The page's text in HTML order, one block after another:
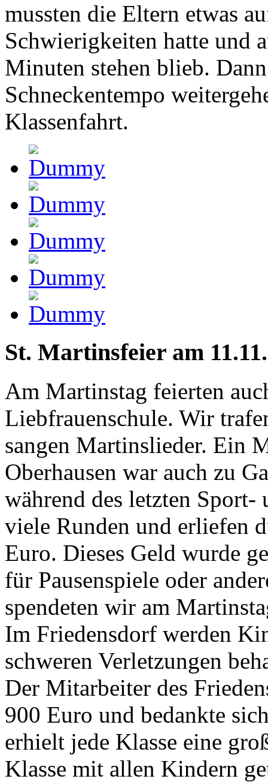
mussten die Eltern etwas
Schwierigkeiten hatte und
Minuten stehen blieb.
Schneckentempo
Klassenfahrt.
St. Martinsfeier am 11.11.
Am Martinstag feierten
Liebfrauenschule. Wir
sangen Martinslieder. Ein
Oberhausen war auch zu
während des letzten
viele Runden und erliefen
Euro. Dieses Geld wurde
für Pausenspiele oder
spendeten wir am
Im Friedensdorf werden
schweren Verletzungen
Der Mitarbeiter des
900 Euro und bedankte
erhielt jede Klasse eine
Klasse mit allen Kindern